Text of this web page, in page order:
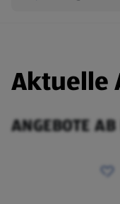
Aktuelle
ANGEBOTE